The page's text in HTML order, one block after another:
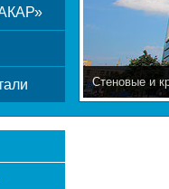
Стеновые и